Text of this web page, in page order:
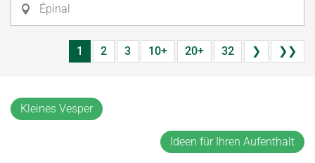
Épinal
1 2 3 10+ 20+ 32 ❯ ❯❯
Kleines Vesper
Ideen für Ihren Aufenthalt